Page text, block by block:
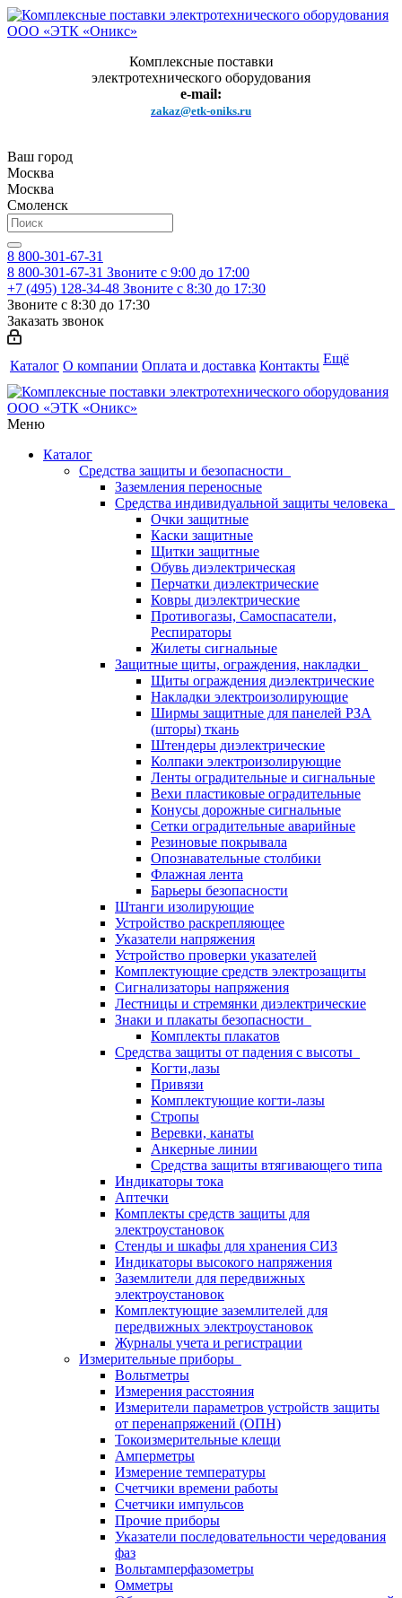
Комплексные поставки
электротехнического оборудования
e-mail:
zakaz@etk-oniks.ru
Ваш город
Москва
Москва
Смоленск
8 800-301-67-31
8 800-301-67-31 Звоните с 9:00 до 17:00
+7 (495) 128-34-48 Звоните с 8:30 до 17:30
Звоните с 8:30 до 17:30
Заказать звонок
Каталог О компании Оплата и доставка Контакты Ещё
Меню
Каталог
Средства защиты и безопасности
Заземления переносные
Средства индивидуальной защиты человека
Очки защитные
Каски защитные
Щитки защитные
Обувь диэлектрическая
Перчатки диэлектрические
Ковры диэлектрические
Противогазы, Самоспасатели,
Респираторы
Жилеты сигнальные
Защитные щиты, ограждения, накладки
Щиты ограждения диэлектрические
Накладки электроизолирующие
Ширмы защитные для панелей РЗА
(шторы) ткань
Штендеры диэлектрические
Колпаки электроизолирующие
Ленты оградительные и сигнальные
Вехи пластиковые оградительные
Конусы дорожные сигнальные
Сетки оградительные аварийные
Резиновые покрывала
Опознавательные столбики
Флажная лента
Барьеры безопасности
Штанги изолирующие
Устройство раскрепляющее
Указатели напряжения
Устройство проверки указателей
Комплектующие средств электрозащиты
Сигнализаторы напряжения
Лестницы и стремянки диэлектрические
Знаки и плакаты безопасности
Комплекты плакатов
Средства защиты от падения с высоты
Когти,лазы
Привязи
Комплектующие когти-лазы
Стропы
Веревки, канаты
Анкерные линии
Средства защиты втягивающего типа
Индикаторы тока
Аптечки
Комплекты средств защиты для
электроустановок
Стенды и шкафы для хранения СИЗ
Индикаторы высокого напряжения
Заземлители для передвижных
электроустановок
Комплектующие заземлителей для
передвижных электроустановок
Журналы учета и регистрации
Измерительные приборы
Вольтметры
Измерения расстояния
Измерители параметров устройств защиты
от перенапряжений (ОПН)
Токоизмерительные клещи
Амперметры
Измерение температуры
Счетчики времени работы
Счетчики импульсов
Прочие приборы
Указатели последовательности чередования
фаз
Вольтамперфазометры
Омметры